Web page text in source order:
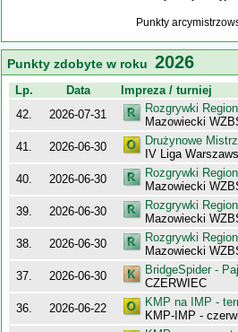
Punkty
Punkty zdobyte w roku 2026
Lp. Data Impreza / turniej
42.
2026-07-31
Rozgrywki
Mazowiecki
41. 2026-06-30
Drużynowe
IV Liga
40. 2026-06-30
Rozgrywki
Mazowiecki
39. 2026-06-30
Rozgrywki
Mazowiecki
38. 2026-06-30
Rozgrywki
Mazowiecki
37. 2026-06-30
BridgeSpider -
CZERWIEC
36. 2026-06-22
KMP na IMP -
KMP-IMP -